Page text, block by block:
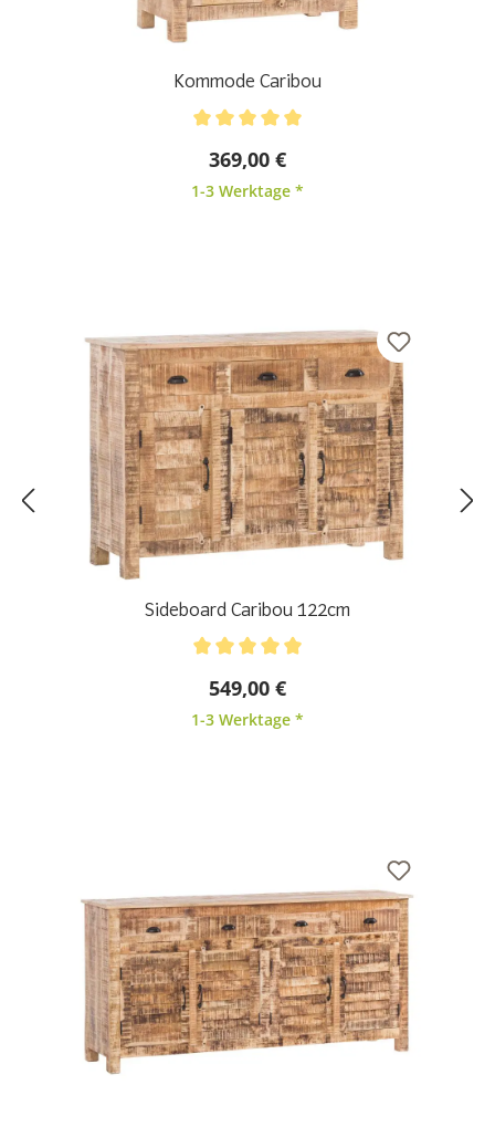
Kommode Caribou
369,00 €
1-3 Werktage *
Sideboard Caribou 122cm
549,00 €
1-3 Werktage *